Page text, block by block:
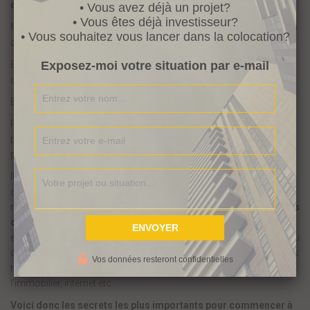
devenir riche.
Mais tout d’abord, être riche c’est quoi ? Chacun a sa propre vision
de la richesse.
En effet, pour certains la richesse est synonyme de liberté. Pour
nous avons tous une vision différente de la richesse
Personnellement, ma « richesse » serait d’avoir assez d’argent
pour pouvoir voyager quand je le désire, faire ce que j’aime et ne
plus avoir d’employeur.
Il y a des éléments que j’ai pu observer lorsque j’ai pu discuter avec
des personnes qui ont acquis l’indépendance financièrement. Je
me suis rendu compte qu’en fait,elles avaient absolument toutes
créé leur propre entreprise. En fait, elles avaient cru en elles et
étaient tellement motivées par leur but qu’elles y sont parvenues. Au
départ, elles ont utilisé leurs emplois pour générer des revenus. Ces
revenus ont été utilisés pour être multipliés via la bourse,
l’immobilier, internet etc…
Voici donc les secrets les plus importants pour commencer à
• Vous avez déjà un projet?
• Vous êtes déjà investisseur?
• Vous souhaitez vous lancer dans la colocation?
Exposez-moi votre situation par e-mail
Vos données resteront confidentielles